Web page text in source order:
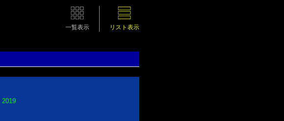
リスト表示
一覧表示
2019